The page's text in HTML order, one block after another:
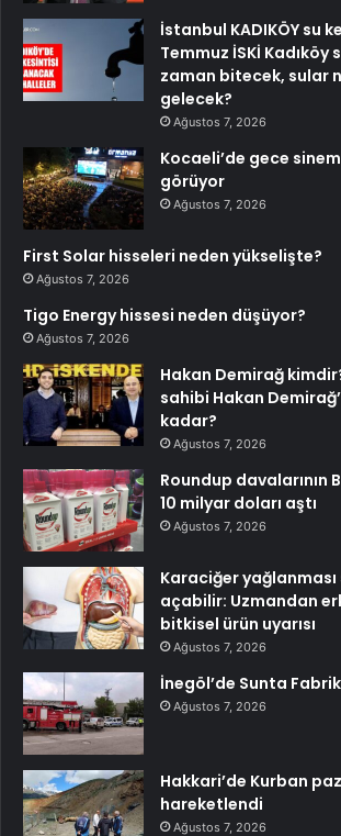
İstanbul KADIKÖY su
Temmuz İSKİ Kadıköy
zaman bitecek, sular
gelecek?
Ağustos 7, 2026
Kocaeli’de gece
görüyor
Ağustos 7, 2026
First Solar hisseleri neden yükselişte?
Ağustos 7, 2026
Tigo Energy hissesi neden düşüyor?
Ağustos 7, 2026
Hakan Demirağ
sahibi Hakan
kadar?
Ağustos 7, 2026
Roundup davalarının
10 milyar doları aştı
Ağustos 7, 2026
Karaciğer
açabilir: Uzmandan
bitkisel ürün uyarısı
Ağustos 7, 2026
İnegöl’de Sunta
Ağustos 7, 2026
Hakkari’de Kurban
hareketlendi
Ağustos 7, 2026